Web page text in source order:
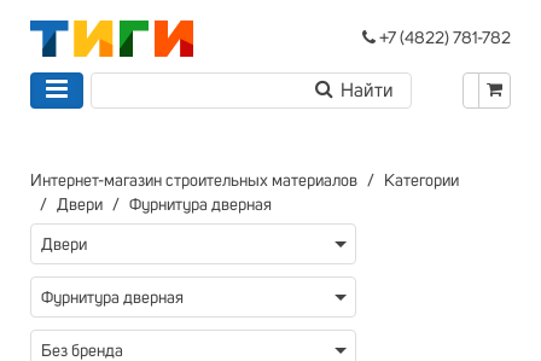
+7 (4822) 781-782
Интернет-магазин строительных материалов
Категории
Двери
Фурнитура дверная
Двери
Фурнитура дверная
Без бренда